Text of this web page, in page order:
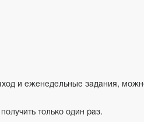
и еженедельные задания,
только один раз.